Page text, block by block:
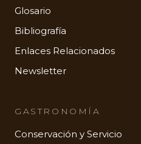
Glosario
Bibliografía
Enlaces Relacionados
Newsletter
GASTRONOMÍA
Conservación y Servicio